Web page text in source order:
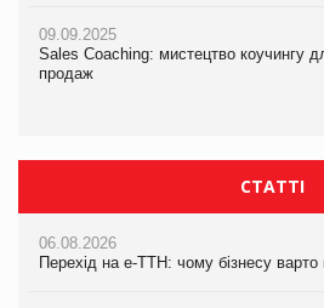
09.09.2025
Sales Coaching: мистецтво коучингу
продаж
СТАТТІ
06.08.2026
Перехід на е-ТТН: чому бізнесу